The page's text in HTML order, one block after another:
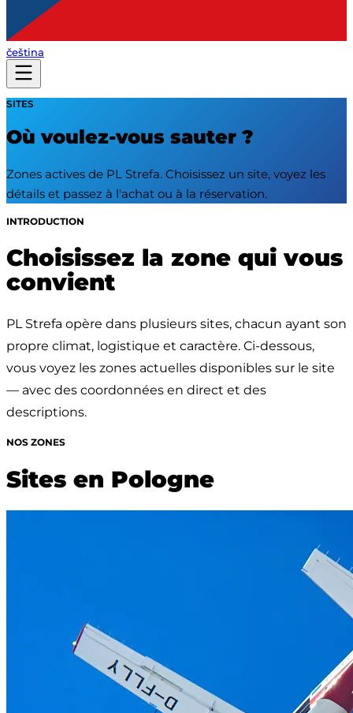
čeština
SITES
Où voulez-vous sauter ?
Zones actives de PL Strefa. Choisissez un site, voyez les
détails et passez à l'achat ou à la réservation.
INTRODUCTION
Choisissez la zone qui vous
convient
PL Strefa opère dans plusieurs sites, chacun ayant son
propre climat, logistique et caractère. Ci-dessous,
vous voyez les zones actuelles disponibles sur le site
— avec des coordonnées en direct et des
descriptions.
NOS ZONES
Sites en Pologne